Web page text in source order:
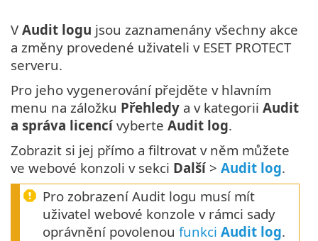
V Audit logu jsou zaznamenány všechny akce
a změny provedené uživateli v ESET PROTECT
serveru.
Pro jeho vygenerování přejděte v hlavním
menu na záložku Přehledy a v kategorii Audit
a správa licencívyberte Audit log.
Zobrazit si jej přímo a filtrovat v něm můžete
ve webové konzoli v sekci Další> Audit log.
Pro zobrazení Audit logu musí mít
uživatel webové konzole v rámci sady
oprávnění povolenou funkci Audit log.